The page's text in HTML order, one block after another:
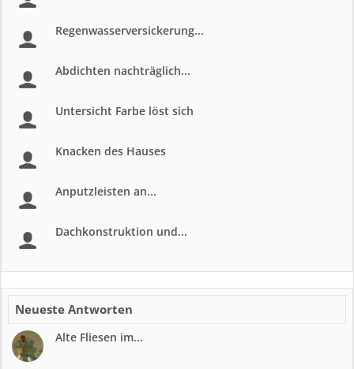
Regenwasserversickerung...
Abdichten nachträglich...
Untersicht Farbe löst sich
Knacken des Hauses
Anputzleisten an...
Dachkonstruktion und...
Neueste Antworten
Alte Fliesen im...